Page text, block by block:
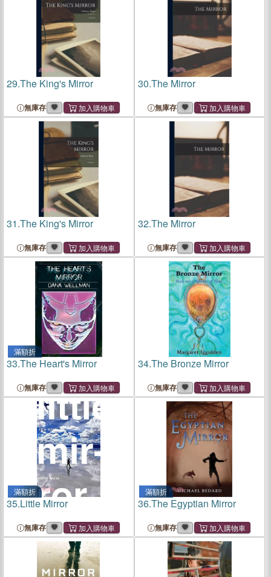
29.The King's Mirror
無庫存
30.The Mirror
無庫存
31.The King's Mirror
無庫存
32.The Mirror
無庫存
滿額折
33.The Heart's Mirror
無庫存
34.The Bronze Mirror
無庫存
滿額折
35.Little Mirror
無庫存
滿額折
36.The Egyptian Mirror
無庫存